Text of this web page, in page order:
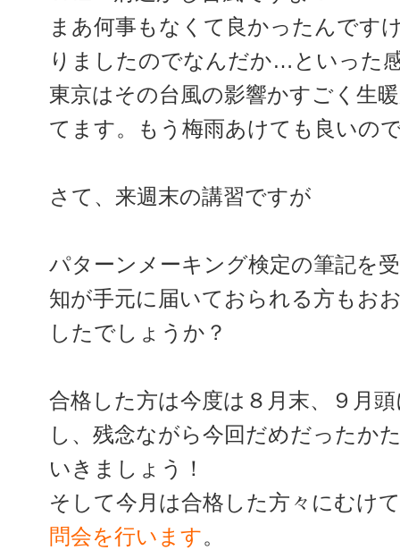
まあ何事もなくて良かったんです
りましたのでなんだか…といった
東京はその台風の影響かすごく生
てます。もう梅雨あけても良いの
さて、来週末の講習ですが
パターンメーキング検定の筆記を
知が手元に届いておられる方もお
したでしょうか？
合格した方は今度は８月末、９月
し、残念ながら今回だめだったか
いきましょう！
そして今月は合格した方々にむけ
問会を行います。